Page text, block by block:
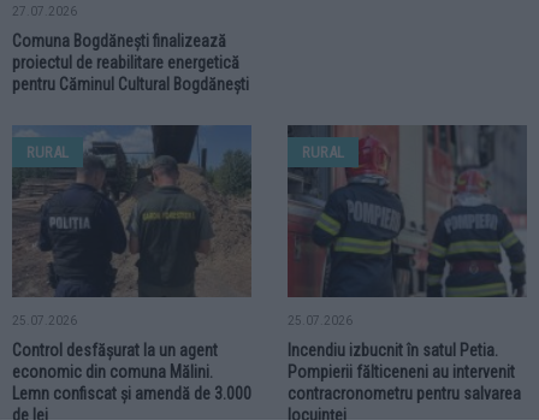
27.07.2026
Comuna Bogdănești finalizează
proiectul de reabilitare energetică
pentru Căminul Cultural Bogdănești
RURAL
25.07.2026
Control desfășurat la un agent
economic din comuna Mălini.
Lemn confiscat și amendă de 3.000
de lei
RURAL
25.07.2026
Incendiu izbucnit în satul Petia.
Pompierii fălticeneni au intervenit
contracronometru pentru salvarea
locuinței